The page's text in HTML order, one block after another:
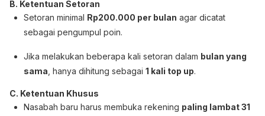
B. Ketentuan Setoran
Setoran minimal Rp200.000 per bulan agar dicatat
sebagai pengumpul poin.
Jika melakukan beberapa kali setoran dalam bulan yang
sama , hanya dihitung sebagai 1 kali top up.
C. Ketentuan Khusus
Nasabah baru harus membuka rekening paling lambat 31